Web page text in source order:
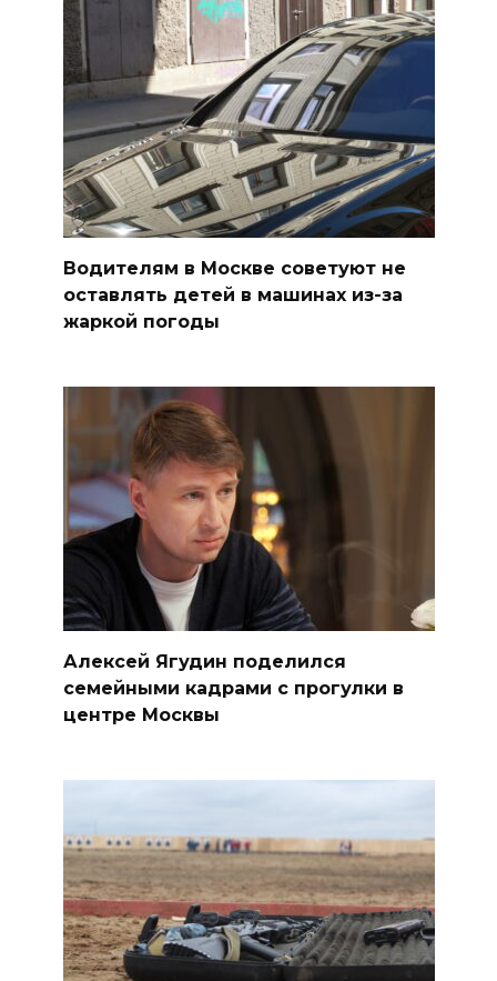
Водителям в Москве советуют не
оставлять детей в машинах из-за
жаркой погоды
Алексей Ягудин поделился
семейными кадрами с прогулки в
центре Москвы